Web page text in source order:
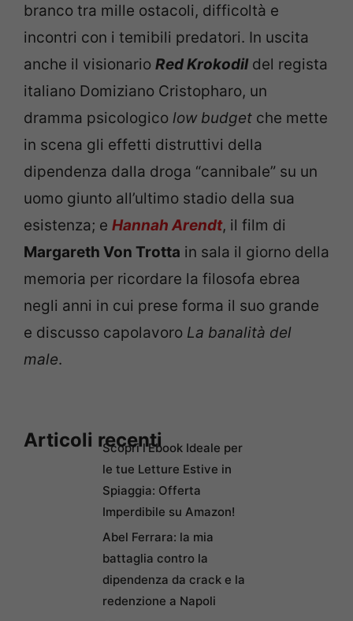
branco tra mille ostacoli, difficoltà e
incontri con i temibili predatori. In uscita
anche il visionario Red Krokodildel regista
italiano Domiziano Cristopharo, un
dramma psicologico low budget che mette
in scena gli effetti distruttivi della
dipendenza dalla droga “cannibale” su un
uomo giunto all’ultimo stadio della sua
esistenza; e Hannah Arendt, il film di
Margareth Von Trotta in sala il giorno della
memoria per ricordare la filosofa ebrea
negli anni in cui prese forma il suo grande
e discusso capolavoro La banalità del
male.
Articoli recentiScopri l’Ebook Ideale per
le tue Letture Estive in
Spiaggia: Offerta
Imperdibile su Amazon!
Abel Ferrara: la mia
battaglia contro la
dipendenza da crack e la
redenzione a Napoli